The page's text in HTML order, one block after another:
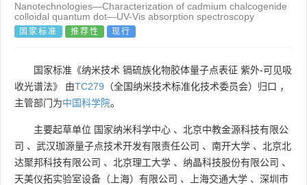
团体标准 企业标准 国际标准
Nanotechnologies—Characterization of cadmium chalcogenide
colloidal quantum dot—UV-Vis absorption spectroscopy
国家标准 推荐性 现行
国家标准《纳米技术 镉硫族化物胶体量子点表征 紫外-可见吸
收光谱法》 由TC279 （全国纳米技术标准化技术委员会）归口 ，
主管部门为中国科学院。
主要起草单位 国家纳米科学中心 、 北京中教金源科技有限公
司 、 武汉珈源量子点技术开发有限责任公司 、 南开大学 、 北京北
达聚邦科技有限公司 、 北京理工大学 、 纳晶科技股份有限公司 、
天美仪拓实验室设备（上海）有限公司 、 上海交通大学 、 深圳市